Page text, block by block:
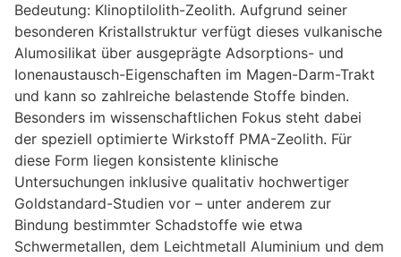
Bedeutung: Klinoptilolith-Zeolith. Aufgrund seiner
besonderen Kristallstruktur verfügt dieses vulkanische
Alumosilikat über ausgeprägte Adsorptions- und
Ionenaustausch-Eigenschaften im Magen-Darm-Trakt
und kann so zahlreiche belastende Stoffe binden.
Besonders im wissenschaftlichen Fokus steht dabei
der speziell optimierte Wirkstoff PMA-Zeolith. Für
diese Form liegen konsistente klinische
Untersuchungen inklusive qualitativ hochwertiger
Goldstandard-Studien vor – unter anderem zur
Bindung bestimmter Schadstoffe wie etwa
Schwermetallen, dem Leichtmetall Aluminium und dem